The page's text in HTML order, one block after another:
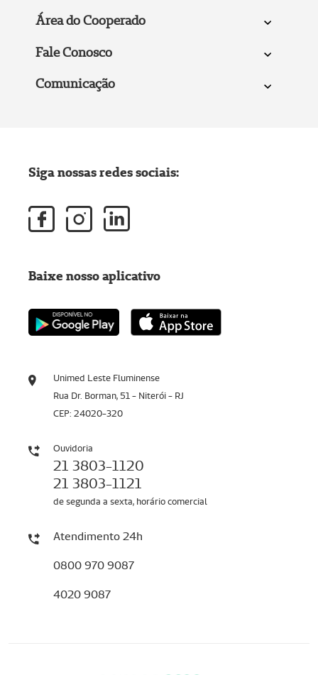
Área do Cooperado
Fale Conosco
Comunicação
Unimed Leste Fluminense
Rua Dr. Borman, 51 - Niterói - RJ
CEP: 24020-320
Ouvidoria
21 3803-1120
21 3803-1121
de segunda a sexta, horário comercial
Atendimento 24h
0800 970 9087
4020 9087
Siga nossas redes sociais:
Baixe nosso aplicativo